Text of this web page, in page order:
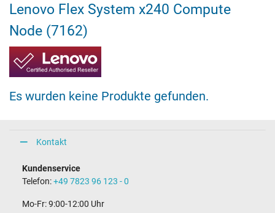
Lenovo Flex System x240 Compute
Node (7162)
Es wurden keine Produkte gefunden.
Kontakt
Kundenservice
Telefon:+49 7823 96 123 - 0
Mo-Fr: 9:00-12:00 Uhr